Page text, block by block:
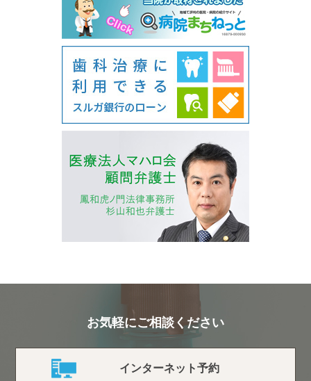
お気軽にご相談ください
インターネット予約